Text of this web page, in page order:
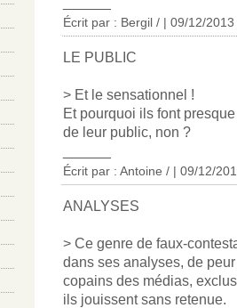
Écrit par : Bergil / | 09/12/2013
LE PUBLIC
> Et le sensationnel !
Et pourquoi ils font
de leur public, non ?
Écrit par : Antoine / | 09/12/
ANALYSES
> Ce genre de faux-
dans ses analyses, de
copains des médias,
ils jouissent sans retenue.